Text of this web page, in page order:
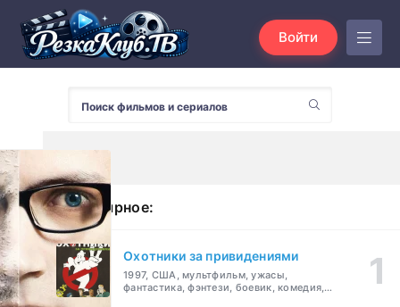
Войти
Популярное:
Охотники за привидениями
1997, США, мультфильм, ужасы,
фантастика, фэнтези, боевик, комедия,